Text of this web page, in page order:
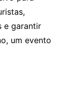
e garantir
um evento